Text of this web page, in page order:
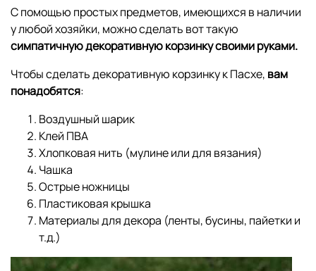
С помощью простых предметов, имеющихся в наличии
у любой хозяйки, можно сделать вот такую
симпатичную декоративную корзинку своими руками.
Чтобы сделать декоративную корзинку к Пасхе, вам
понадобятся:
Воздушный шарик
Клей ПВА
Хлопковая нить (мулине или для вязания)
Чашка
Острые ножницы
Пластиковая крышка
Материалы для декора (ленты, бусины, пайетки и
т.д.)